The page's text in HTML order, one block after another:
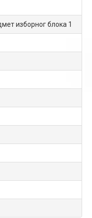
изборног блока 1